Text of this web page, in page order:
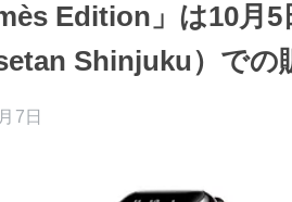
Edition」は10月5
Shinjuku）での
7日